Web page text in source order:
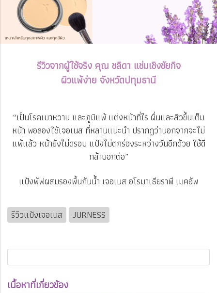
รีวิวจากผู้ใช้จริง คุณ ชลิดา แช่มเชิงชัยกิจ
ผิวแพ้ง่าย จังหวัดปทุมธานี
“เป็นโรคเบาหวาน และภูมิแพ้ แต่งหน้าที่ไร ผื่นและสิวขึ้นเต็ม
หน้า พอลองใช้เจอเนส ที่หลานแนะนำ ปรากฏว่านอกจากจะไม่
แพ้แล้ว หน้ายังไม่ดรอบ แป้งไม่ตกร่องระหว่างวันอีกด้วย ใช้ดี
กล้าบอกต่อ”
แป้งพัฟผสมรองพื้นกันน้ำ เจอเนส อโรมาเธียราพี เมคอัพ
รีวิวแป้งเจอเนส JURNESS
เนื้อหาที่เกี่ยวข้อง